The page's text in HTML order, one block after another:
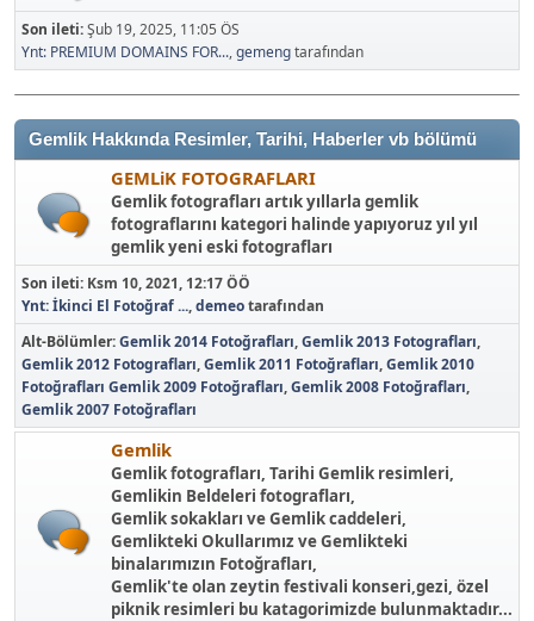
Son ileti:Şub 19, 2025, 11:05 ÖS
Ynt: PREMIUM DOMAINS FOR...,gemengtarafından
Gemlik Hakkında Resimler, Tarihi, Haberler vb bölümü
GEMLiK FOTOGRAFLARI
Gemlik fotografları artık yıllarla gemlik
fotograflarını kategori halinde yapıyoruz yıl yıl
gemlik yeni eski fotografları
Son ileti: Ksm 10, 2021, 12:17 ÖÖ
Ynt: İkinci El Fotoğraf ...,demeotarafından
Alt-Bölümler Gemlik 2014 Fotoğrafları Gemlik 2013 Fotografları
Gemlik 2012 Fotografları Gemlik 2011 Fotoğrafları Gemlik 2010
Fotoğrafları Gemlik 2009 Fotoğrafları Gemlik 2008 Fotoğrafları
Gemlik 2007 Fotoğrafları
Gemlik
Gemlik fotografları, Tarihi Gemlik resimleri,
Gemlikin Beldeleri fotografları,
Gemlik sokakları ve Gemlik caddeleri,
Gemlikteki Okullarımız ve Gemlikteki
binalarımızın Fotoğrafları,
Gemlik'te olan zeytin festivali konseri,gezi, özel
piknik resimleri bu katagorimizde bulunmaktadır...